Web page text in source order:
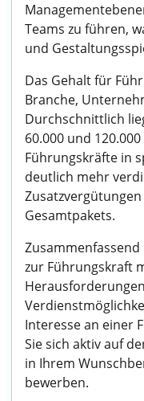
Teams zu führen,
und
Das Gehalt für
Branche,
Durchschnittlich
60.000 und
Führungskräfte in
deutlich mehr
Gesamtpakets.
Zusammenfassend
zur Führungskraft
Interesse an einer
Sie sich aktiv auf
in Ihrem
bewerben.